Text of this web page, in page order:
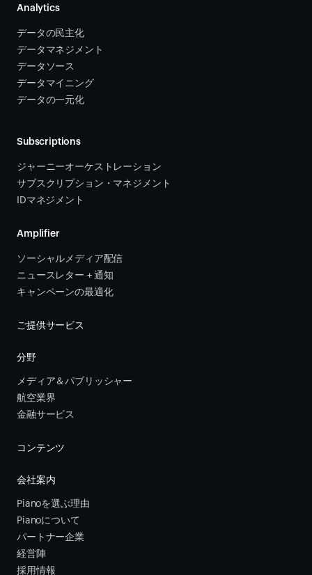
Analytics
データの民主化
データマネジメント
データソース
データマイニング
データの一元化
Subscriptions
ジャーニーオーケストレーション
サブスクリプション・マネジメント
IDマネジメント
Amplifier
ソーシャルメディア配信
ニュースレター + 通知
キャンペーンの最適化
ご提供サービス
分野
メディア＆パブリッシャー
航空業界
金融サービス
コンテンツ
会社案内
Pianoを選ぶ理由
Pianoについて
パートナー企業
経営陣
採用情報